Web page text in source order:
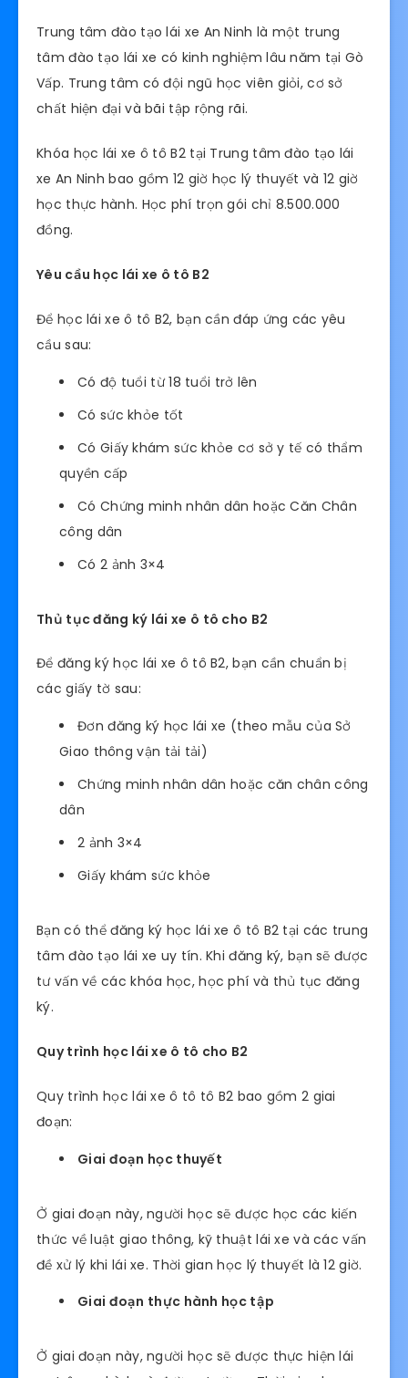
Trung tâm đào tạo lái xe An Ninh là một trung
tâm đào tạo lái xe có kinh nghiệm lâu năm tại Gò
Vấp. Trung tâm có đội ngũ học viên giỏi, cơ sở
chất hiện đại và bãi tập rộng rãi.
Khóa học lái xe ô tô B2 tại Trung tâm đào tạo lái
xe An Ninh bao gồm 12 giờ học lý thuyết và 12 giờ
học thực hành. Học phí trọn gói chỉ 8.500.000
đồng.
Yêu cầu học lái xe ô tô B2
Để học lái xe ô tô B2, bạn cần đáp ứng các yêu
cầu sau:
Có độ tuổi từ 18 tuổi trở lên
Có sức khỏe tốt
Có Giấy khám sức khỏe cơ sở y tế có thẩm
quyền cấp
Có Chứng minh nhân dân hoặc Căn Chân
công dân
Có 2 ảnh 3×4
Thủ tục đăng ký lái xe ô tô cho B2
Để đăng ký học lái xe ô tô B2, bạn cần chuẩn bị
các giấy tờ sau:
Đơn đăng ký học lái xe (theo mẫu của Sở
Giao thông vận tải tải)
Chứng minh nhân dân hoặc căn chân công
dân
2 ảnh 3×4
Giấy khám sức khỏe
Bạn có thể đăng ký học lái xe ô tô B2 tại các trung
tâm đào tạo lái xe uy tín. Khi đăng ký, bạn sẽ được
tư vấn về các khóa học, học phí và thủ tục đăng
ký.
Quy trình học lái xe ô tô cho B2
Quy trình học lái xe ô tô tô B2 bao gồm 2 giai
đoạn:
Giai đoạn học thuyết
Ở giai đoạn này, người học sẽ được học các kiến ​​
thức về luật giao thông, kỹ thuật lái xe và các vấn
đề xử lý khi lái xe. Thời gian học lý thuyết là 12 giờ.
Giai đoạn thực hành học tập
Ở giai đoạn này, người học sẽ được thực hiện lái